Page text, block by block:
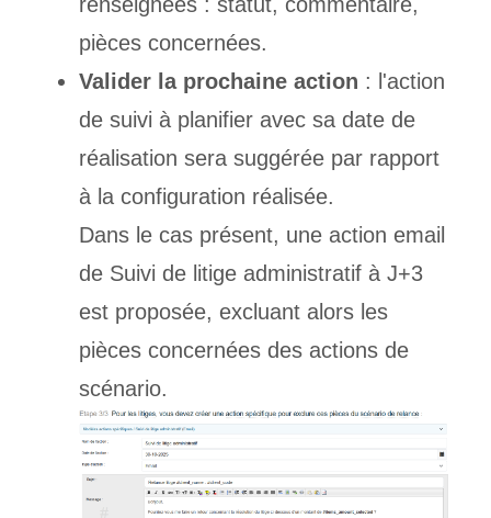
pièces concernées.
Valider la prochaine action : l'action
de suivi à planifier avec sa date de
réalisation sera suggérée par rapport
à la configuration réalisée.
Dans le cas présent, une action email
de Suivi de litige administratif à J+3
est proposée, excluant alors les
pièces concernées des actions de
scénario.